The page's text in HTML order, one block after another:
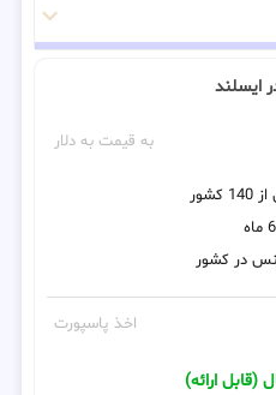
ایسلند
به قیمت به دلار
در کشور
اخذ پاسپورت
ارائه)